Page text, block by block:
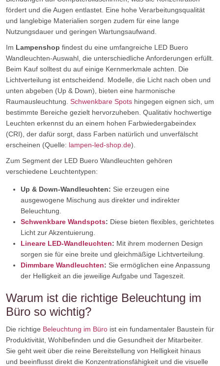
fördert und die Augen entlastet. Eine hohe Verarbeitungsqualität
und langlebige Materialien sorgen zudem für eine lange
Nutzungsdauer und geringen Wartungsaufwand.
Im Lampenshop findest du eine umfangreiche LED Buero
Wandleuchten-Auswahl, die unterschiedliche Anforderungen erfüllt.
Beim Kauf solltest du auf einige Kernmerkmale achten. Die
Lichtverteilung ist entscheidend. Modelle, die Licht nach oben und
unten abgeben (Up & Down), bieten eine harmonische
Raumausleuchtung. Schwenkbare Spots hingegen eignen sich, um
bestimmte Bereiche gezielt hervorzuheben. Qualitativ hochwertige
Leuchten erkennst du an einem hohen Farbwiedergabeindex
(CRI), der dafür sorgt, dass Farben natürlich und unverfälscht
erscheinen (Quelle: lampen-led-shop.de).
Zum Segment der LED Buero Wandleuchten gehören
verschiedene Leuchtentypen:
Up & Down-Wandleuchten: Sie erzeugen eine
ausgewogene Mischung aus direkter und indirekter
Beleuchtung.
Schwenkbare Wandspots: Diese bieten flexibles, gerichtetes
Licht zur Akzentuierung.
Lineare LED-Wandleuchten: Mit ihrem modernen Design
sorgen sie für eine breite und gleichmäßige Lichtverteilung.
Dimmbare Wandleuchten: Sie ermöglichen eine Anpassung
der Helligkeit an die jeweilige Aufgabe und Tageszeit.
Warum ist die richtige Beleuchtung im
Büro so wichtig?
Die richtige Beleuchtung im Büro ist ein fundamentaler Baustein für
Produktivität, Wohlbefinden und die Gesundheit der Mitarbeiter.
Sie geht weit über die reine Bereitstellung von Helligkeit hinaus
und beeinflusst direkt die Konzentrationsfähigkeit und die visuelle